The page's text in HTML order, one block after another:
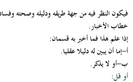
فيكون النظر فيه من جهة طريقه ودليله وصحته
خطاب الأخبار.
إذا علم هذا فما أخبر به قسمان:
أ-إما أن يبين له دليلا عقليا.
ب-أو لا يذكر.
أو قل: